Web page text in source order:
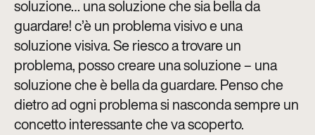
soluzione… una soluzione che sia bella da
guardare! c’è un problema visivo e una
soluzione visiva. Se riesco a trovare un
problema, posso creare una soluzione – una
soluzione che è bella da guardare. Penso che
dietro ad ogni problema si nasconda sempre un
concetto interessante che va scoperto.